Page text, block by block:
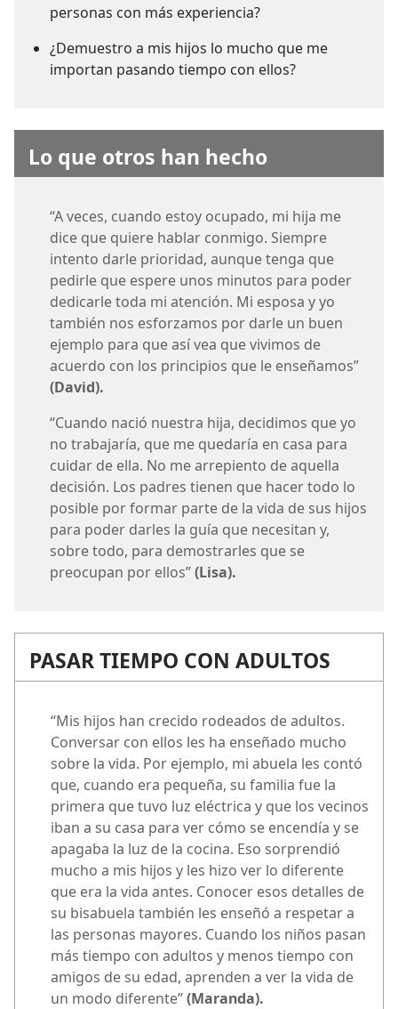
personas con más experiencia?
¿Demuestro a mis hijos lo mucho que me
importan pasando tiempo con ellos?
Lo que otros han hecho
“A veces, cuando estoy ocupado, mi hija me
dice que quiere hablar conmigo. Siempre
intento darle prioridad, aunque tenga que
pedirle que espere unos minutos para poder
dedicarle toda mi atención. Mi esposa y yo
también nos esforzamos por darle un buen
ejemplo para que así vea que vivimos de
acuerdo con los principios que le enseñamos”
(David).
“Cuando nació nuestra hija, decidimos que yo
no trabajaría, que me quedaría en casa para
cuidar de ella. No me arrepiento de aquella
decisión. Los padres tienen que hacer todo lo
posible por formar parte de la vida de sus hijos
para poder darles la guía que necesitan y,
sobre todo, para demostrarles que se
preocupan por ellos”(Lisa).
PASAR TIEMPO CON ADULTOS
“Mis hijos han crecido rodeados de adultos.
Conversar con ellos les ha enseñado mucho
sobre la vida. Por ejemplo, mi abuela les contó
que, cuando era pequeña, su familia fue la
primera que tuvo luz eléctrica y que los vecinos
iban a su casa para ver cómo se encendía y se
apagaba la luz de la cocina. Eso sorprendió
mucho a mis hijos y les hizo ver lo diferente
que era la vida antes. Conocer esos detalles de
su bisabuela también les enseñó a respetar a
las personas mayores. Cuando los niños pasan
más tiempo con adultos y menos tiempo con
amigos de su edad, aprenden a ver la vida de
un modo diferente”(Maranda).